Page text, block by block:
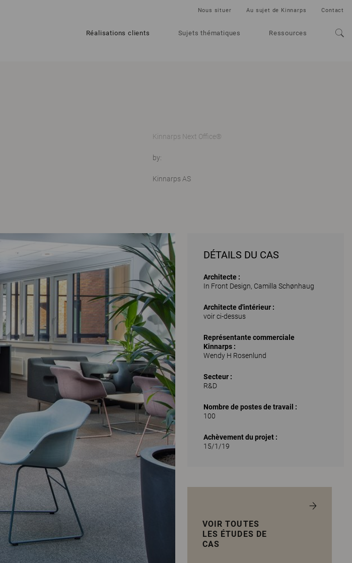
Réalisations clients Sujets thématiques Ressources
Nous situer Au sujet de Kinnarps Contact
Kinnarps Next Office®
by:
Kinnarps AS
DÉTAILS DU CAS
Architecte :
In Front Design, Camilla Schønhaug
Architecte d'intérieur :
voir ci-dessus
Représentante commerciale
Kinnarps :
Wendy H Rosenlund
Secteur :
R&D
Nombre de postes de travail :
100
Achèvement du projet :
15/1/19
VOIR TOUTES
LES ÉTUDES DE
CAS